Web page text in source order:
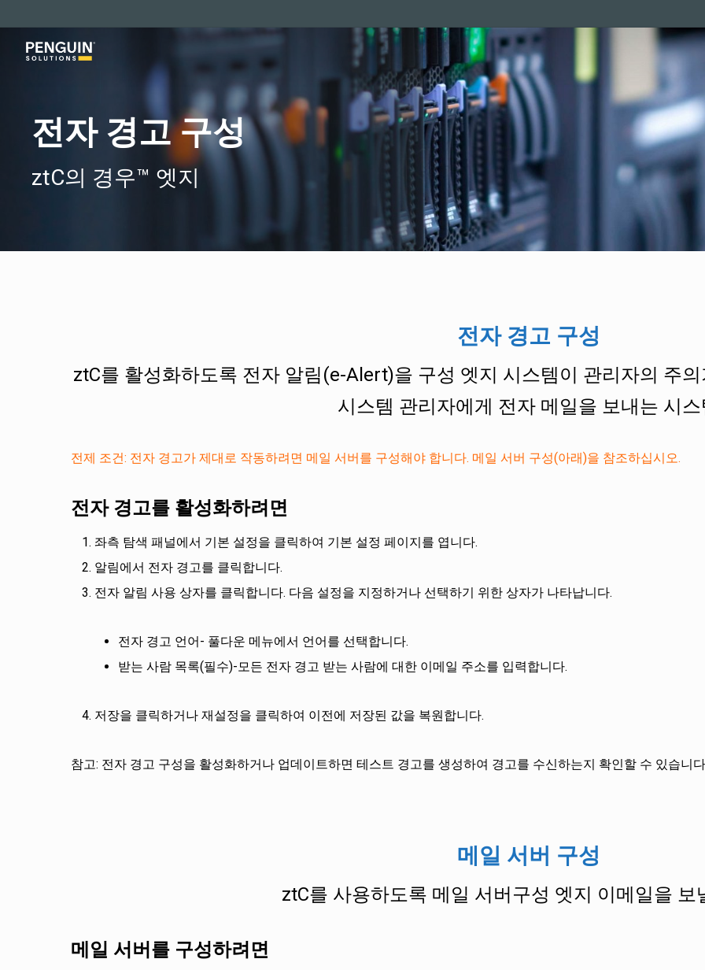
전자 경고 구성
ztC의 경우™ 엣지
전자 경고 구성
ztC를 활성화하도록 전자 알림(e-Alert)을 구성 엣지 시스템이 관리자의 주
시스템 관리자에게 전자 메일을 보내는 시스
전제 조건: 전자 경고가 제대로 작동하려면 메일 서버를 구성해야 합니다. 메일 서버 구성(아래)을 참조하십시오.
전자 경고를 활성화하려면
좌측 탐색 패널에서 기본 설정을 클릭하여 기본 설정 페이지를 엽니다.
알림에서 전자 경고를 클릭합니다.
전자 알림 사용 상자를 클릭합니다. 다음 설정을 지정하거나 선택하기 위한 상자가 나타납니다.
전자 경고 언어- 풀다운 메뉴에서 언어를 선택합니다.
받는 사람 목록(필수)-모든 전자 경고 받는 사람에 대한 이메일 주소를 입력합니다.
저장을 클릭하거나 재설정을 클릭하여 이전에 저장된 값을 복원합니다.
참고: 전자 경고 구성을 활성화하거나 업데이트하면 테스트 경고를 생성하여 경고를 수신하는지 확인할 수 있습니
메일 서버 구성
ztC를 사용하도록 메일 서버구성 엣지 이메일을 보
메일 서버를 구성하려면